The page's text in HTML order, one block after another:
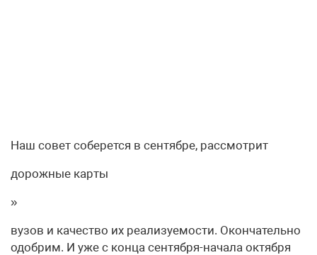
Наш совет соберется в сентябре, рассмотрит
дорожные карты
»
вузов и качество их реализуемости. Окончательно
одобрим. И уже с конца сентября-начала октября